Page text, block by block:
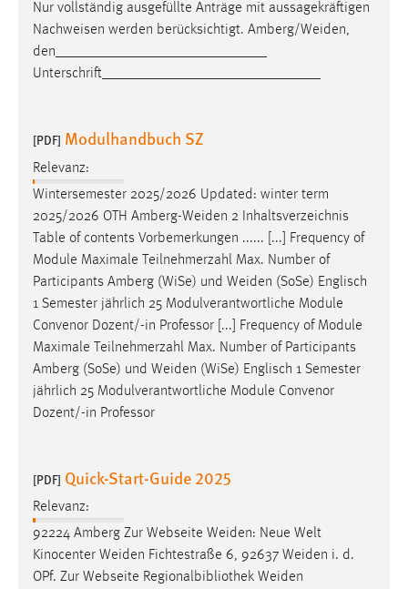
Nur vollständig ausgefüllte Anträge mit aussagekräftigen
Nachweisen werden berücksichtigt. Amberg/Weiden,
den_____________________________
Unterschrift______________________________
[PDF] Modulhandbuch SZ
Relevanz:
Wintersemester 2025/2026 Updated: winter term
2025/2026 OTH Amberg-Weiden 2 Inhaltsverzeichnis
Table of contents Vorbemerkungen ...... [...] Frequency of
Module Maximale Teilnehmerzahl Max. Number of
Participants Amberg (WiSe) und Weiden (SoSe) Englisch
1 Semester jährlich 25 Modulverantwortliche Module
Convenor Dozent/-in Professor [...] Frequency of Module
Maximale Teilnehmerzahl Max. Number of Participants
Amberg (SoSe) und Weiden (WiSe) Englisch 1 Semester
jährlich 25 Modulverantwortliche Module Convenor
Dozent/-in Professor
[PDF] Quick-Start-Guide 2025
Relevanz:
92224 Amberg Zur Webseite Weiden: Neue Welt
Kinocenter Weiden Fichtestraße 6, 92637 Weiden i. d.
OPf. Zur Webseite Regionalbibliothek Weiden